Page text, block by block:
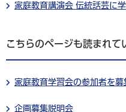
家庭教育講演会 伝統話芸に
こちらのページも読まれて
家庭教育学習会の参加者を募
企画募集説明会